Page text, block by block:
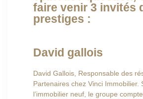
faire venir 3 invités
prestiges :
David gallois
David Gallois, Responsable des
Partenaires chez Vinci Immobilier.
l’immobilier neuf, le groupe